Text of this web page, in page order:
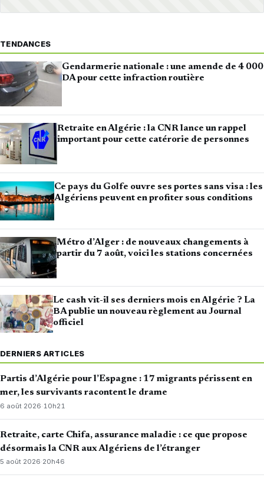
TENDANCES
Gendarmerie nationale : une amende de 4 000
DA pour cette infraction routière
Retraite en Algérie : la CNR lance un rappel
important pour cette catérorie de personnes
Ce pays du Golfe ouvre ses portes sans visa : les
Algériens peuvent en profiter sous conditions
Métro d’Alger : de nouveaux changements à
partir du 7 août, voici les stations concernées
Le cash vit-il ses derniers mois en Algérie ? La
BA publie un nouveau règlement au Journal
officiel
DERNIERS ARTICLES
Partis d’Algérie pour l’Espagne : 17 migrants périssent en
mer, les survivants racontent le drame
6 août 2026·10h21
Retraite, carte Chifa, assurance maladie : ce que propose
désormais la CNR aux Algériens de l’étranger
5 août 2026·20h46